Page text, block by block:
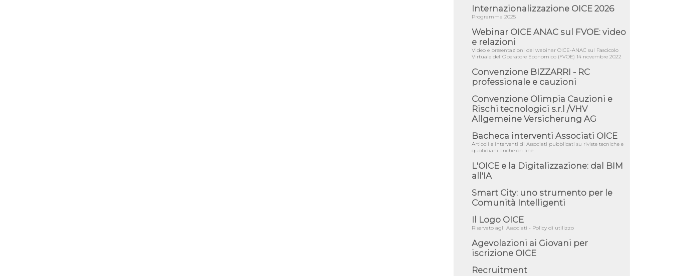
06/08/26 - DL PA approvato in Cdm:
contributi per riqualificazione sism...
06/08/26 - CdM: approvato il d.lgs. di
adeguamento all’AI Act in mate...
06/08/26 - DDL delegazione europea in Cdm
per recepimento norme UE in m...
05/08/26 - DL Infrastrutture e PNRR è legge:
approvata oggi la fiducia...
05/08/26 - Focus OICE sul DDL di riforma
della responsabilità amminist...
05/08/26 - Anac: pubblicata la Relazione
05/08/26 - SAVE THE DATE: Assemblea
Pubblica Confindustria Professioni ...
05/08/26 - Successo OICE per il bando della
Città metropolitana di Reg...
Giunta Regionale della Campa...
04/08/26 - DL PA: previste cancellazioni da
elenchi professionisti per ...
04/08/26 - International Sustainable
Buildings Competition - COP31, An...
04/08/26 - CdS, project financing: progetto di
04/08/26 - Rapporto Anac corruzione 2020-
Internazionalizzazione OICE 2026
Programma 2025
Webinar OICE ANAC sul FVOE: video
e relazioni
Video e presentazioni del webinar OICE-ANAC sul Fascicolo
Virtuale dell'Operatore Economico (FVOE) 14 novembre 2022
Convenzione BIZZARRI - RC
professionale e cauzioni
Convenzione Olimpia Cauzioni e
Rischi tecnologici s.r.l /VHV
Allgemeine Versicherung AG
Bacheca interventi Associati OICE
Articoli e interventi di Associati pubblicati su riviste tecniche e
quotidiani anche on line
L'OICE e la Digitalizzazione: dal BIM
all'IA
Smart City: uno strumento per le
Comunità Intelligenti
Il Logo OICE
Riservato agli Associati - Policy di utilizzo
Agevolazioni ai Giovani per
iscrizione OICE
Recruitment